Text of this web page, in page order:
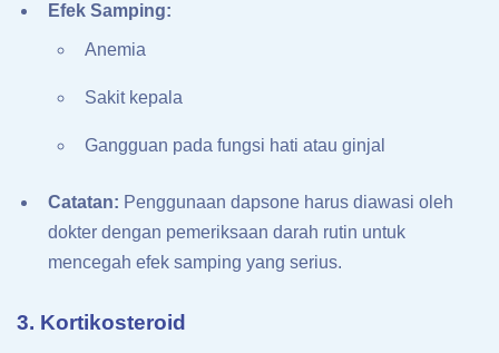
Efek Samping:
Anemia
Sakit kepala
Gangguan pada fungsi hati atau ginjal
Catatan: Penggunaan dapsone harus diawasi oleh
dokter dengan pemeriksaan darah rutin untuk
mencegah efek samping yang serius.
3. Kortikosteroid